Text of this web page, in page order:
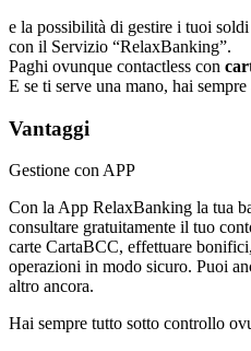
e la possibilità di gestire i tuoi
con il Servizio “RelaxBanking”.
Paghi ovunque contactless con
E se ti serve una mano, hai
Vantaggi
Gestione con APP
Con la App RelaxBanking la tua
consultare gratuitamente il tuo
carte CartaBCC, effettuare
operazioni in modo sicuro. Puoi
altro ancora.
Hai sempre tutto sotto controllo